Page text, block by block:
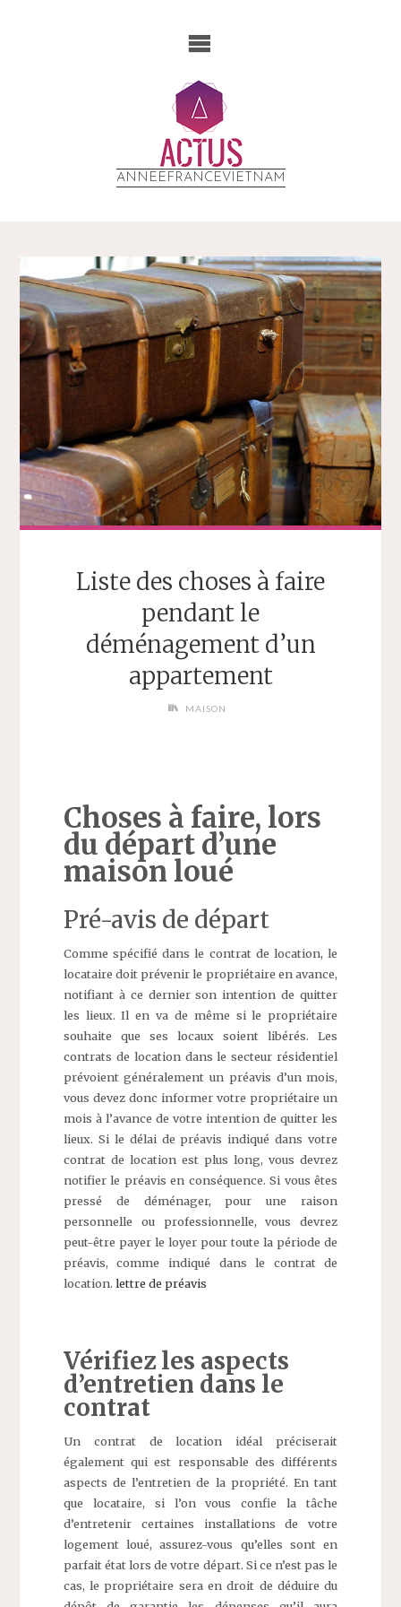
ANNEEFRANCEVIETNAM
Liste des choses à faire
pendant le
déménagement d’un
appartement
MAISON
Choses à faire, lors
du départ d’une
maison loué
Pré-avis de départ
Comme spécifié dans le contrat de location, le
locataire doit prévenir le propriétaire en avance,
notifiant à ce dernier son intention de quitter
les lieux. Il en va de même si le propriétaire
souhaite que ses locaux soient libérés. Les
contrats de location dans le secteur résidentiel
prévoient généralement un préavis d’un mois,
vous devez donc informer votre propriétaire un
mois à l’avance de votre intention de quitter les
lieux. Si le délai de préavis indiqué dans votre
contrat de location est plus long, vous devrez
notifier le préavis en conséquence. Si vous êtes
pressé de déménager, pour une raison
personnelle ou professionnelle, vous devrez
peut-être payer le loyer pour toute la période de
préavis, comme indiqué dans le contrat de
location. lettre de préavis
Vérifiez les aspects
d’entretien dans le
contrat
Un contrat de location idéal préciserait
également qui est responsable des différents
aspects de l’entretien de la propriété. En tant
que locataire, si l’on vous confie la tâche
d’entretenir certaines installations de votre
logement loué, assurez-vous qu’elles sont en
parfait état lors de votre départ. Si ce n’est pas le
cas, le propriétaire sera en droit de déduire du